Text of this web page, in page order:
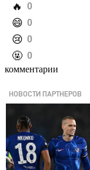
️🔥 0
️😄 0
️😢 0
️🤬 0
комментарии